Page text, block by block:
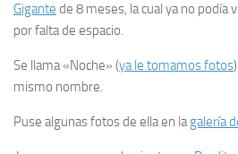
Gigante de 8 meses, la cual ya no podía
por falta de espacio.
Se llama «Noche» (ya le tomamos fotos
mismo nombre.
Puse algunas fotos de ella en lagalería